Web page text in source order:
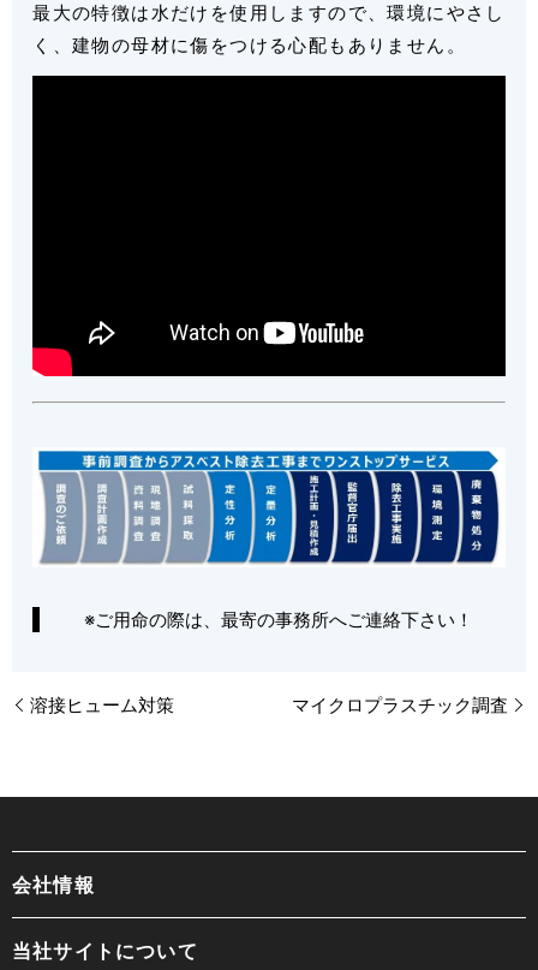
最大の特徴は水だけを使用しますので、環境にやさし
く、建物の母材に傷をつける心配もありません。
※ご用命の際は、最寄の事務所へご連絡下さい！
溶接ヒューム対策 マイクロプラスチック調査
会社情報
当社サイトについて